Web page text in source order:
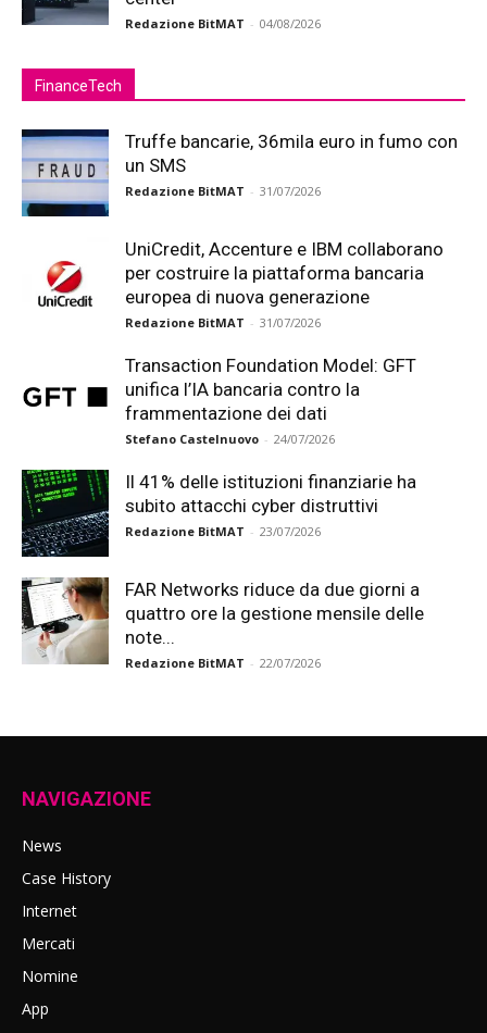
Redazione BitMAT - 04/08/2026
FinanceTech
Truffe bancarie, 36mila euro in fumo con
un SMS
Redazione BitMAT - 31/07/2026
UniCredit, Accenture e IBM collaborano
per costruire la piattaforma bancaria
europea di nuova generazione
Redazione BitMAT - 31/07/2026
Transaction Foundation Model: GFT
unifica l’IA bancaria contro la
frammentazione dei dati
Stefano Castelnuovo - 24/07/2026
Il 41% delle istituzioni finanziarie ha
subito attacchi cyber distruttivi
Redazione BitMAT - 23/07/2026
FAR Networks riduce da due giorni a
quattro ore la gestione mensile delle
note...
Redazione BitMAT - 22/07/2026
NAVIGAZIONE
News
Case History
Internet
Mercati
Nomine
App